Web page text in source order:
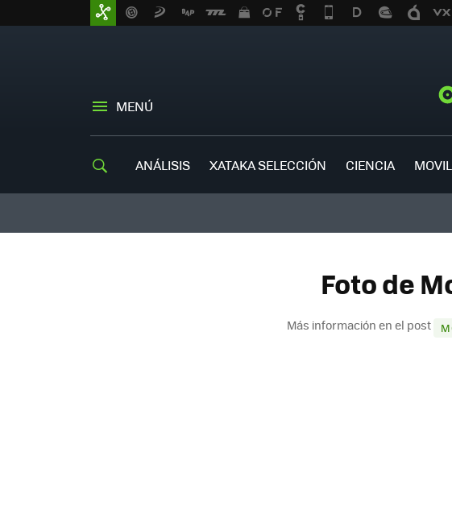
MENÚ
ANÁLISIS XATAKA SELECCIÓN CIENCIA
Foto de
Más información en el post